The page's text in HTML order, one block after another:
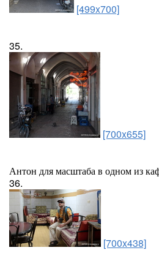
[499x700]
35.
[700x655]
Антон для масштаба в одном из
36.
[700x438]